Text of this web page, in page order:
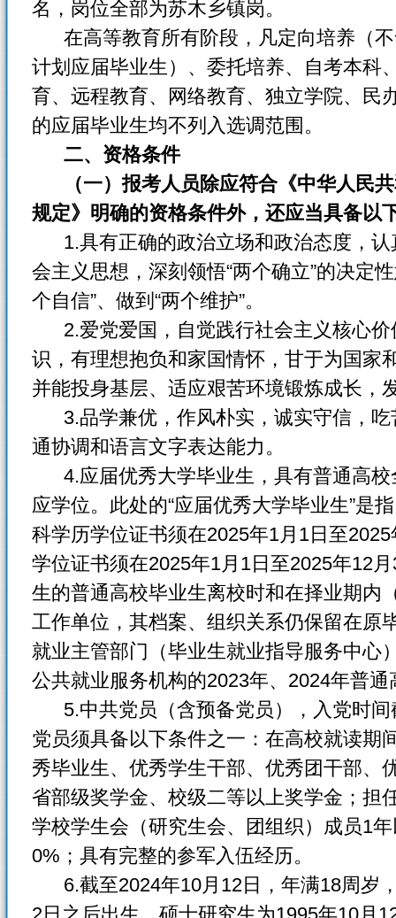
名，岗位全部为苏木乡镇岗。
在高等教育所有阶段，凡定向培养（不
计划应届毕业生）、委托培养、自考本科
育、远程教育、网络教育、独立学院、民
的应届毕业生均不列入选调范围。
二、资格条件
（一）报考人员除应符合《中华人民
规定》明确的资格条件外，还应当具备以
1.具有正确的政治立场和政治态度，认
会主义思想，深刻领悟“两个确立”的决定
个自信”、做到“两个维护”。
2.爱党爱国，自觉践行社会主义核心价
识，有理想抱负和家国情怀，甘于为国家
并能投身基层、适应艰苦环境锻炼成长，
3.品学兼优，作风朴实，诚实守信，吃
通协调和语言文字表达能力。
4.应届优秀大学毕业生，具有普通高校
应学位。此处的“应届优秀大学毕业生”是
科学历学位证书须在2025年1月1日至
学位证书须在2025年1月1日至2025年12
生的普通高校毕业生离校时和在择业期内
工作单位，其档案、组织关系仍保留在原
就业主管部门（毕业生就业指导服务中心
公共就业服务机构的2023年、2024年普通
5.中共党员（含预备党员），入党时间
党员须具备以下条件之一：在高校就读期
秀毕业生、优秀学生干部、优秀团干部、
省部级奖学金、校级二等以上奖学金；担
学校学生会（研究生会、团组织）成员1
0%；具有完整的参军入伍经历。
6.截至2024年10月12日，年满18周岁